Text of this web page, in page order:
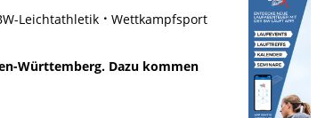
Leichtathletik Wettkampfsport
Württemberg. Dazu kommen